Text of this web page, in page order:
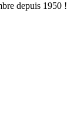
depuis 1950 !